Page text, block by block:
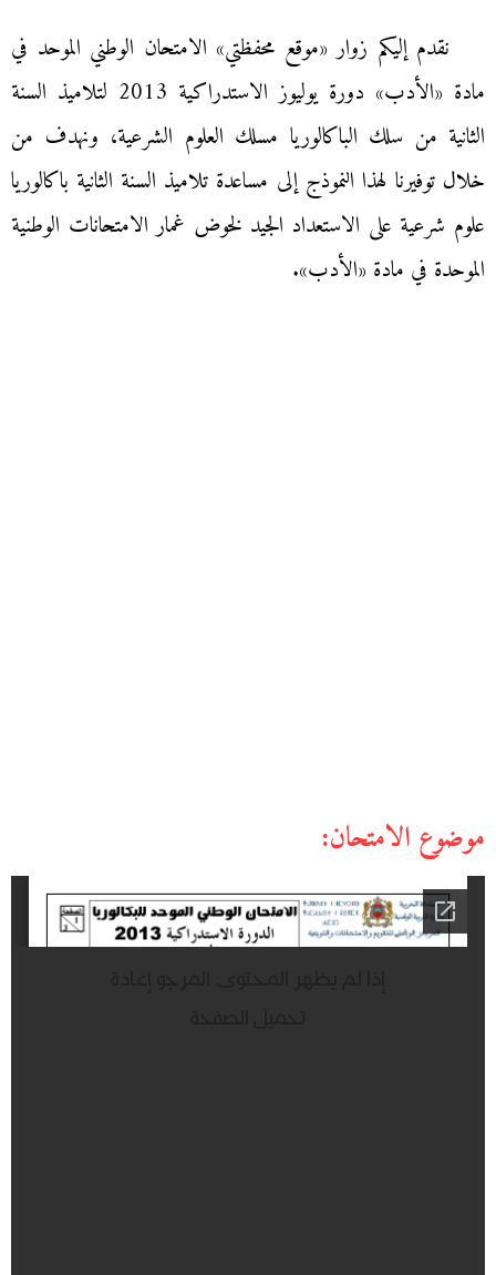
نقدم إليكم زوار «موقع محفظتي» الامتحان الوطني الموحد في
مادة «الأدب» دورة يوليوز الاستدراكية 2013 لتلاميذ السنة
الثانية من سلك الباكالوريا مسلك العلوم الشرعية، ونهدف من
خلال توفيرنا لهذا النموذج إلى مساعدة تلاميذ السنة الثانية باكالوريا
علوم شرعية على الاستعداد الجيد لخوض غمار الامتحانات الوطنية
الموحدة في مادة «الأدب».
موضوع الامتحان: